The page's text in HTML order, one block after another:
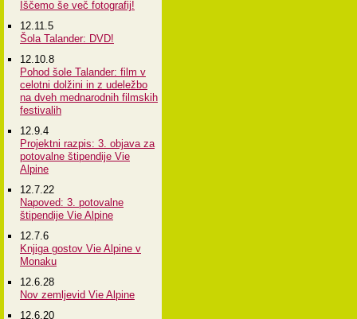
Iščemo še več fotografij!
12.11.5
Šola Talander: DVD!
12.10.8
Pohod šole Talander: film v
celotni dolžini in z udeležbo
na dveh mednarodnih filmskih
festivalih
12.9.4
Projektni razpis: 3. objava za
potovalne štipendije Vie
Alpine
12.7.22
Napoved: 3. potovalne
štipendije Vie Alpine
12.7.6
Knjiga gostov Vie Alpine v
Monaku
12.6.28
Nov zemljevid Vie Alpine
12.6.20